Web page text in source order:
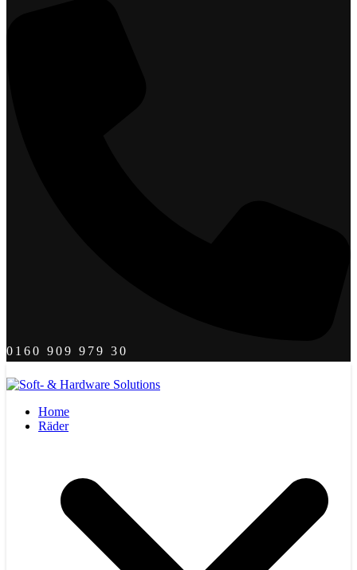
0160 909 979 30
Home
Räder